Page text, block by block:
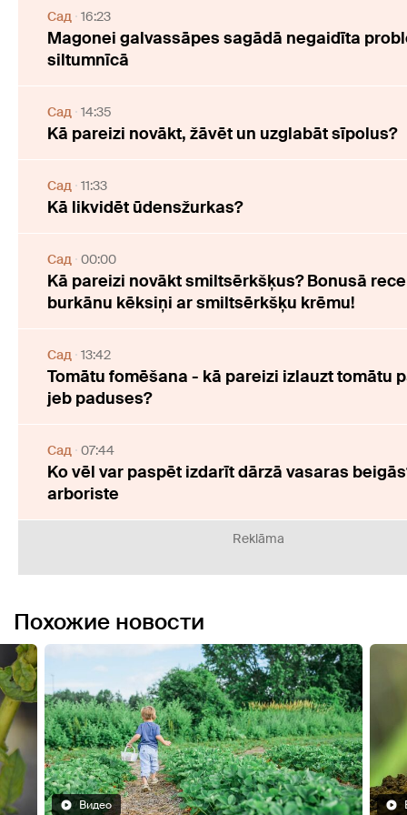
Cад 16:23
Magonei galvassāpes sagādā negaidīta
siltumnīcā
Cад 14:35
Kā pareizi novākt, žāvēt un uzglabāt sīpolus?
Cад 11:33
Kā likvidēt ūdensžurkas?
Cад 00:00
Kā pareizi novākt smiltsērkšķus? Bonusā
burkānu kēksiņi ar smiltsērkšķu krēmu!
Cад 13:42
Tomātu fomēšana - kā pareizi izlauzt tomātu
jeb paduses?
Cад 07:44
Ko vēl var paspēt izdarīt dārzā vasaras
arboriste
Reklāma
Похожие новости
Видео